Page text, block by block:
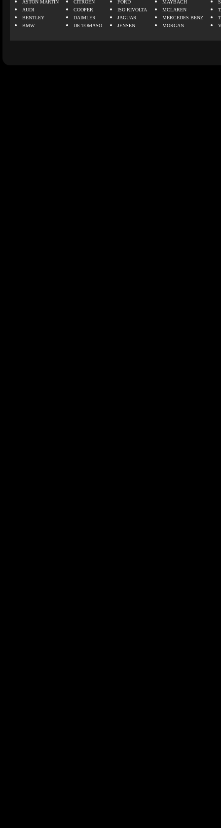
ASTON MARTIN
AUDI
BENTLEY
BMW
CITROEN
COOPER
DAIMLER
DE TOMASO
FORD
ISO RIVOLTA
JAGUAR
JENSEN
MAYBACH
MCLAREN
MERCEDES BENZ
MORGAN